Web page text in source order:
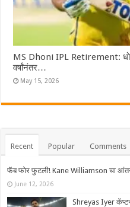
MS Dhoni IPL Retirement:
वर्षांनंतर…
May 15, 2026
Recent Popular Comments
फॅब फोर फुटली! Kane Williamson चा
June 12, 2026
Shreyas Iyer कॅप्टन